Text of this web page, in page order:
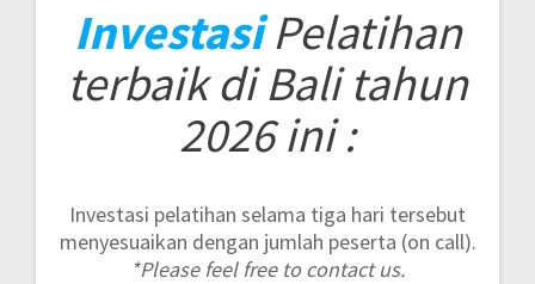
Investasi Pelatihan
terbaik di Bali tahun
2026 ini :
Investasi pelatihan selama tiga hari tersebut
menyesuaikan dengan jumlah peserta (on call).
*Please feel free to contact us.